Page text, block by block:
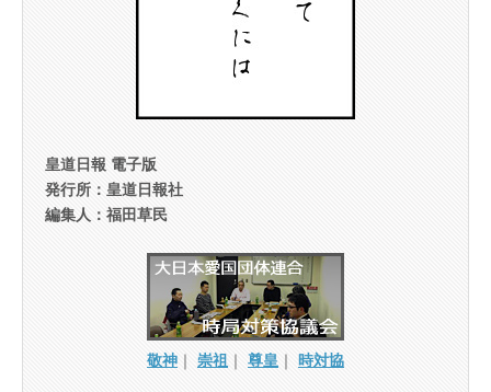
皇道日報 電子版
発行所：皇道日報社
編集人：福田草民
敬神 ｜ 崇祖 ｜ 尊皇 ｜ 時対協